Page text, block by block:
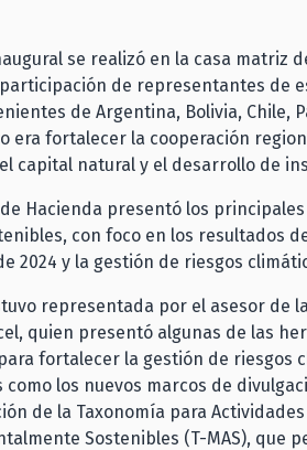
se realizó en la casa matriz
de representantes de
de Argentina, Bolivia, Chile,
era fortalecer la cooperación
capital natural y el desarrollo de
Hacienda presentó los
con foco en los resultados
2024 y la gestión de riesgos
representada por el asesor de
quien presentó algunas de las
fortalecer la gestión de riesgos
como los nuevos marcos de
de la Taxonomía para Actividades
Sostenibles (T-MAS), que